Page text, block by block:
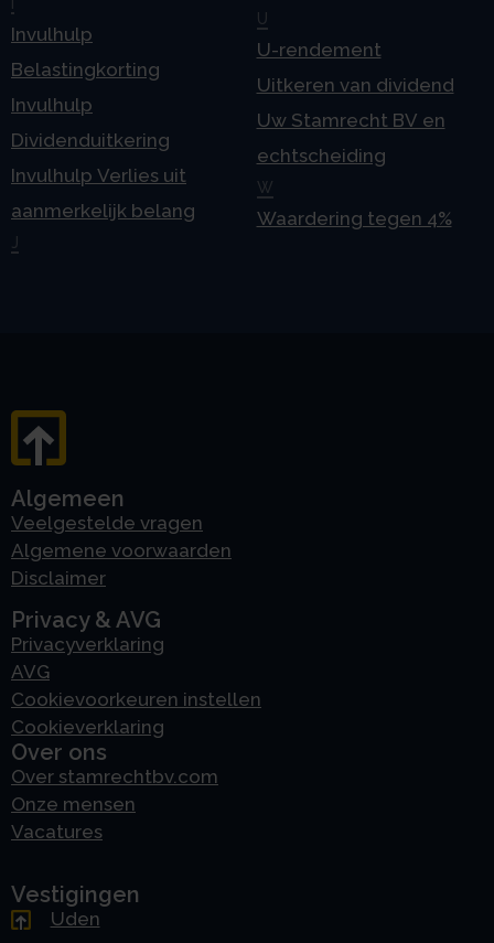
Invulhulp
Belastingkorting
Invulhulp
Dividenduitkering
Invulhulp Verlies uit
aanmerkelijk belang
J
U
U-rendement
Uitkeren van dividend
Uw Stamrecht BV en
echtscheiding
W
Waardering tegen 4%
Algemeen
Veelgestelde vragen
Algemene voorwaarden
Disclaimer
Privacy & AVG
Privacyverklaring
AVG
Cookievoorkeuren instellen
Cookieverklaring
Over ons
Over stamrechtbv.com
Onze mensen
Vacatures
Vestigingen
Uden